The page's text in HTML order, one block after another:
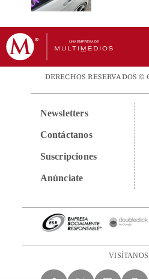
DERECHOS RESERVADOS ©
Newsletters
Contáctanos
Suscripciones
Anúnciate